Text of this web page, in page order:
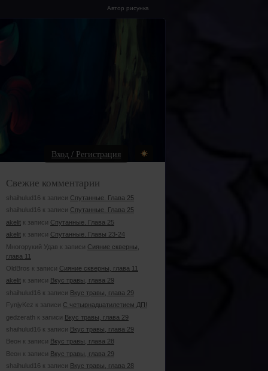
Автор рисунка
Вход / Регистрация
Свежие комментарии
shaihulud16 к записи Спутанные. Глава 25
shaihulud16 к записи Спутанные. Глава 25
akelit к записи Спутанные. Глава 25
akelit к записи Спутанные. Главы 23-24
Многорукий Удав к записи Сияние скверны,
глава 11
OldBros к записи Сияние скверны, глава 11
akelit к записи Вкус травы, глава 29
shaihulud16 к записи Вкус травы, глава 29
FynjyKez к записи С четырнадцатилетием ДП!
gedzerath к записи Вкус травы, глава 29
shaihulud16 к записи Вкус травы, глава 29
Веон к записи Вкус травы, глава 28
Веон к записи Вкус травы, глава 29
shaihulud16 к записи Вкус травы, глава 28